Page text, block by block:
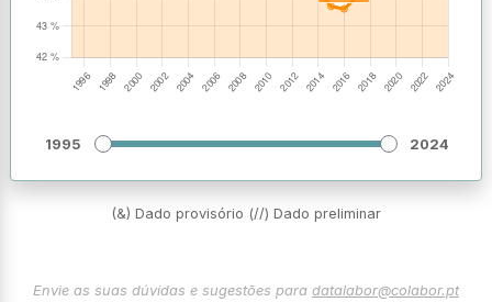
1995 2024
(&) Dado provisório (//) Dado preliminar
Envie as suas dúvidas e sugestões para datalabor@colabor.pt